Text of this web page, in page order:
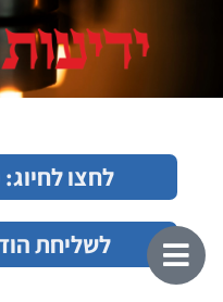
לחצו לחיוג: 077-9967000
לשליחת